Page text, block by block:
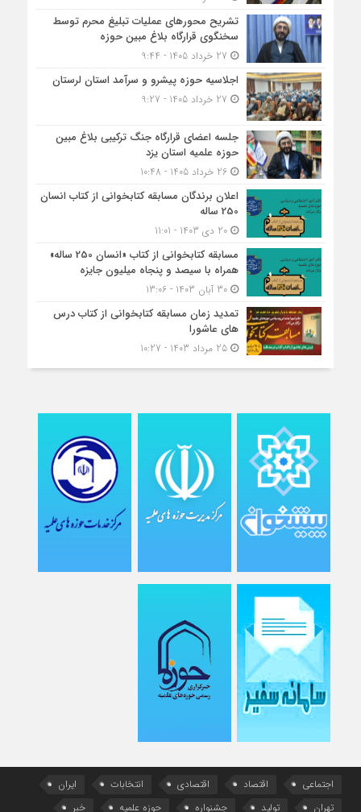
تشریح محورهای عملیات تبلیغ محرم توسط
سخنگوی قرارگاه بلاغ مبین حوزه
اجلاسیه حوزه پیشرو و سرآمد استان لرستان
جلسه اعضای قرارگاه جنگ ترکیبی بلاغ مبین
حوزه علمیه استان یزد
26 خرداد 1405 - 10:48
اعلان برندگان مسابقه کتابخوانی از کتاب انسان
250 ساله
20 دی 1403 - 11:01
مسابقه کتاب‎خوانی از کتاب «انسان 250 ساله»
همراه با سیصد و پنجاه میلیون جایزه
30 آبان 1403 - 13:06
تمدید زمان مسابقه کتابخوانی از کتاب درس
های عاشورا
25 مرداد 1403 - 10:27
اجتماعی اقتصاد اقتصادی انتخابات
ایران
تهران
تولید جشنواره حوزه علمیه خبر